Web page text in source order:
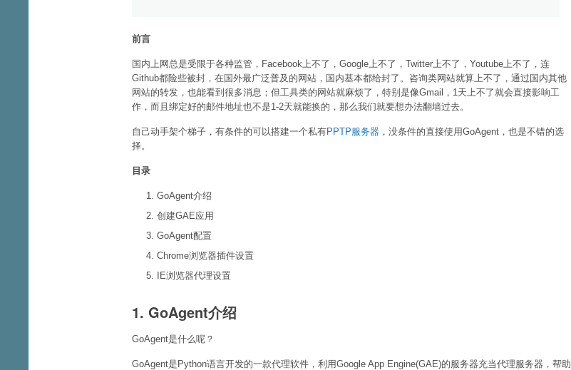
前言
国内上网总是受限于各种监管，Facebook上不了，Google上不了，Twitter上不了，Youtube上不了，连
Github都险些被封，在国外最广泛普及的网站，国内基本都给封了。咨询类网站就算上不了，通过国内其他
网站的转发，也能看到很多消息；但工具类的网站就麻烦了，特别是像Gmail，1天上不了就会直接影响工
作，而且绑定好的邮件地址也不是1-2天就能换的，那么我们就要想办法翻墙过去。
自己动手架个梯子，有条件的可以搭建一个私有PPTP服务器 ，没条件的直接使用GoAgent，也是不错的选
择。
目录
GoAgent介绍
创建GAE应用
GoAgent配置
Chrome浏览器插件设置
IE浏览器代理设置
1. GoAgent介绍
GoAgent是什么呢？
GoAgent是Python语言开发的一款代理软件，利用Google App Engine(GAE)的服务器充当代理服务器，帮助